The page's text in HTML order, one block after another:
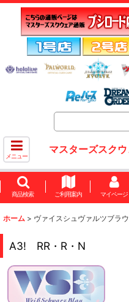
メニュー
マスターズスク
商品検索 ご利用案内 マイページ
ホーム > ヴァイスシュヴァルツブラウ
A3! RR・R・N